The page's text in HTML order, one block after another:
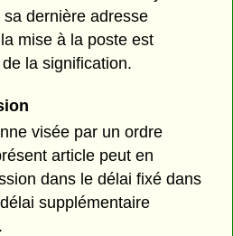
dernière adresse
mise à la poste est
la signification.
visée par un ordre
article peut en
dans le délai fixé dans
supplémentaire